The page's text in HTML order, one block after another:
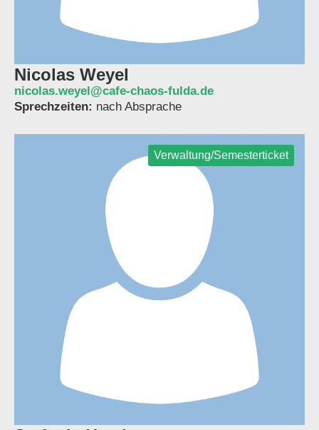
Nicolas Weyel
nicolas.weyel@cafe-chaos-fulda.de
Sprechzeiten: nach Absprache
Verwaltung/Semesterticket